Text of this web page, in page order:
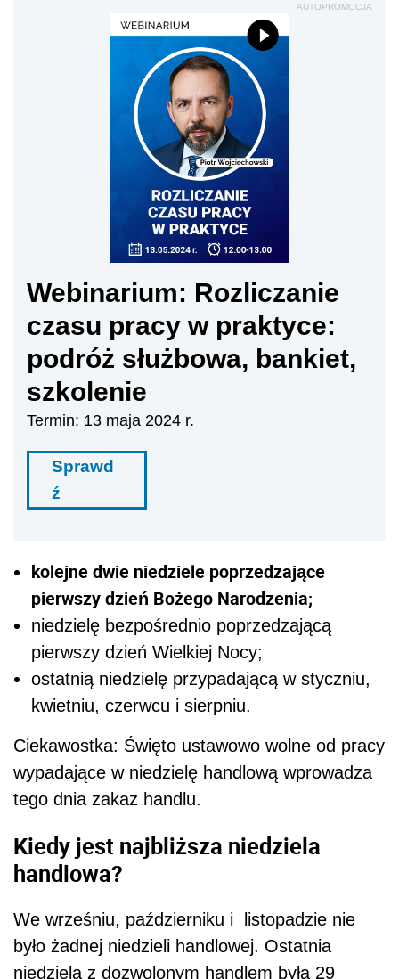
AUTOPROMOCJA
Webinarium: Rozliczanie
czasu pracy w praktyce:
podróż służbowa, bankiet,
szkolenie
Termin: 13 maja 2024 r.
Sprawd
ź
kolejne dwie niedziele poprzedzające
pierwszy dzień Bożego Narodzenia;
niedzielę bezpośrednio poprzedzającą
pierwszy dzień Wielkiej Nocy;
ostatnią niedzielę przypadającą w styczniu,
kwietniu, czerwcu i sierpniu.
Ciekawostka: Święto ustawowo wolne od pracy
wypadające w niedzielę handlową wprowadza
tego dnia zakaz handlu.
Kiedy jest najbliższa niedziela
handlowa?
We wrześniu, październiku i listopadzie nie
było żadnej niedzieli handlowej. Ostatnia
niedziela z dozwolonym handlem była 29